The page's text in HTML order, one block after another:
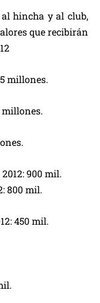
hincha y al club,
que recibirán
millones.
millones.
900 mil.
800 mil.
450 mil.